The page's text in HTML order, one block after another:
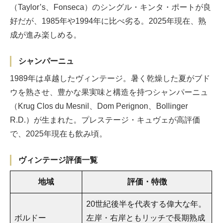
（Taylor’s、Fonseca）のシングル・キンタ・ポートが良
好だが、1985年や1994年に比べ劣る。2025年現在、熟
成が進み楽しめる。
シャンパーニュ
1989年は卓越したヴィンテージ。暑く乾燥した夏がブド
ウを熟させ、豊かな果実味と構造を持つシャンパーニュ
（Krug Clos du Mesnil、Dom Perignon、Bollinger
R.D.）が生まれた。プレステージ・キュヴェが高評価
で、2025年現在も飲み頃。
ヴィンテージ評価一覧
地域 評価・特徴
ボルドー
20世紀後半を代表する偉大な年。
左岸・右岸ともリッチで長期熟成